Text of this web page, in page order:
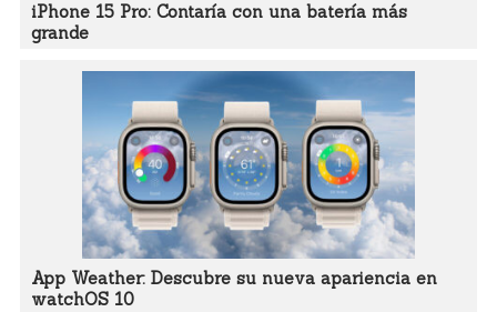
iPhone 15 Pro: Contaría con una batería más
grande
App Weather: Descubre su nueva apariencia en
watchOS 10